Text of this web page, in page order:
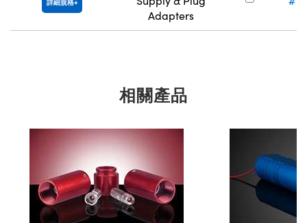
詳細規格
Adapters
相關產品